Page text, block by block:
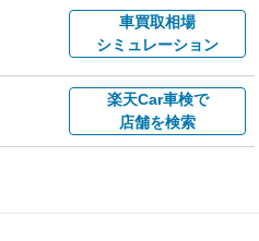
車買取相場
シミュレーション
楽天Car車検で
店舗を検索